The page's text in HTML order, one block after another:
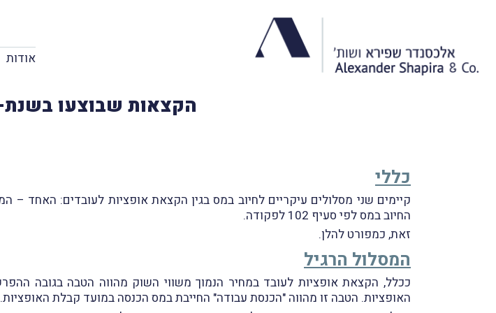
אודות
הקצאות שבוצעו בשנת-המס
כללי
החיוב במס לפי סעיף 102 לפקודה.
זאת, כמפורט להלן.
המסלול הרגיל
ככלל, הקצאת אופציות לעובד במחיר הנמוך משווי השוק מהווה הטבה בגובה
האופציות. הטבה זו מהווה "הכנסת עבודה" החייבת במס הכנסה במועד קבלת האופציות.